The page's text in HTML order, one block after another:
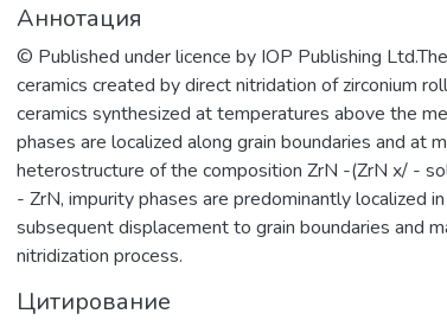
Аннотация
© Published under licence by IOP Publishing
ceramics created by direct nitridation of zirconium
ceramics synthesized at temperatures above the
phases are localized along grain boundaries and at
heterostructure of the composition ZrN -(ZrN x/ -
- ZrN, impurity phases are predominantly localized
subsequent displacement to grain boundaries and
nitridization process.
Цитирование